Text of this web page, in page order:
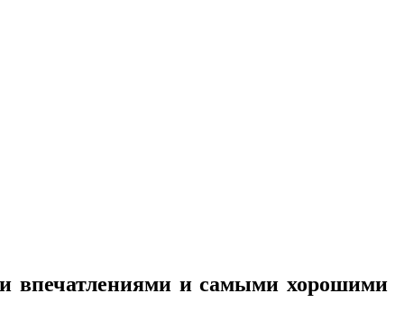
впечатлениями и самыми хорошими